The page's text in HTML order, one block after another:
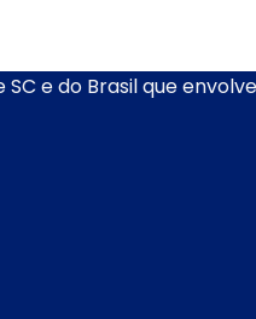
e do Brasil que